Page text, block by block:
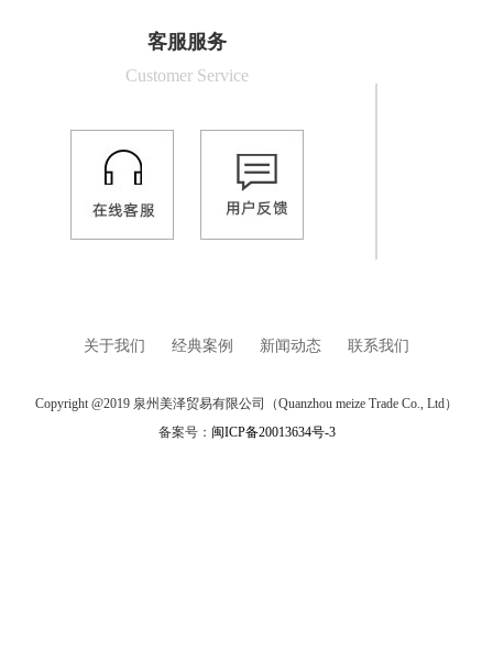
客服服务
Customer Service
关于我们 经典案例 新闻动态 联系我们
Copyright @2019 泉州美泽贸易有限公司（Quanzhou meize Trade Co., Ltd）
备案号： 闽ICP备20013634号-3